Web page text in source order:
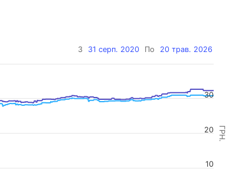
ГРН.
З 31 серп. 2020 По 20 трав. 2026
10
20
30